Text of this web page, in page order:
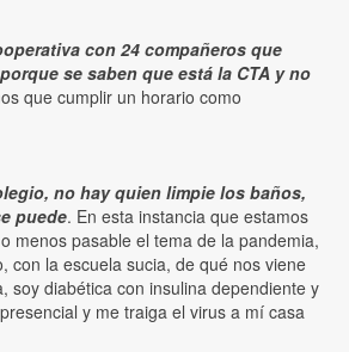
con 24 compañeros que
se saben que está la CTA y no
que cumplir un horario como
no hay quien limpie los baños,
puede. En esta instancia que estamos
menos pasable el tema de la pandemia,
con la escuela sucia, de qué nos viene
soy diabética con insulina dependiente y
y me traiga el virus a mí casa